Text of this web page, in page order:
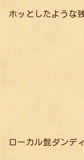
ホッとしたような
ローカル髭ダンデ